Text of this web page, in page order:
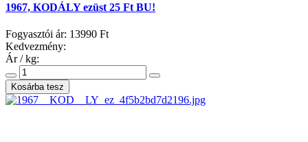
1967, KODÁLY ezüst 25 Ft BU!
Fogyasztói ár: 13990 Ft
Kedvezmény:
Ár / kg: